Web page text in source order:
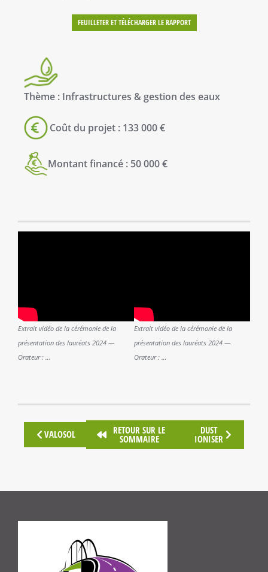
FEUILLETER ET TÉLÉCHARGER LE RAPPORT
Thème : Infrastructures & gestion des eaux
Coût du projet : 133 000 €
Montant financé : 50 000 €
Extrait vidéo de la cérémonie de la
présentation des lauréats 2024 —
Orateur : …
Extrait vidéo de la cérémonie de la
présentation des lauréats 2024 —
Orateur : …
VALOSOL RETOUR SUR LE
SOMMAIRE
DUST
IONISER